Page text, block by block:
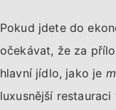
Pokud jdete do
očekávat, že za
hlavní jídlo, jako je
luxusnější